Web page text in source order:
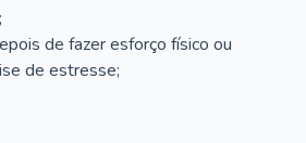
de fazer esforço físico ou
de estresse;